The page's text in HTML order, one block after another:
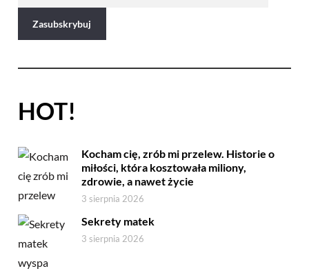
HOT!
Kocham cię, zrób mi przelew. Historie o
miłości, która kosztowała miliony,
zdrowie, a nawet życie
3 sierpnia 2026
Sekrety matek
3 sierpnia 2026